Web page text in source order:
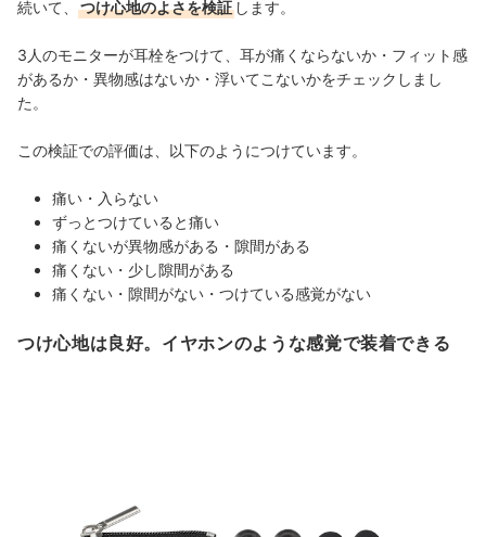
続いて、 つけ心地のよさを検証 します。
3人のモニターが耳栓をつけて、耳が痛くならないか・フィット感
があるか・異物感はないか・浮いてこないかをチェックしまし
た。
この検証での評価は、以下のようにつけています。
痛い・入らない
ずっとつけていると痛い
痛くないが異物感がある・隙間がある
痛くない・少し隙間がある
痛くない・隙間がない・つけている感覚がない
つけ心地は良好。イヤホンのような感覚で装着できる